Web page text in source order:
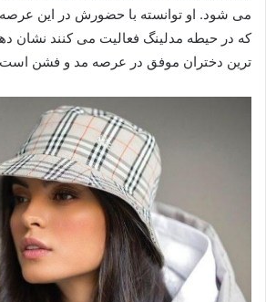
می شود. او توانسته با حضورش در این عرصه
که در حیطه مدلینگ فعالیت می کنند نشان
ترین دختران موفق در عرصه مد و فشن